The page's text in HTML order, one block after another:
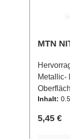
MTN
Metallic-
Druck
Inhalt:
5,45 €